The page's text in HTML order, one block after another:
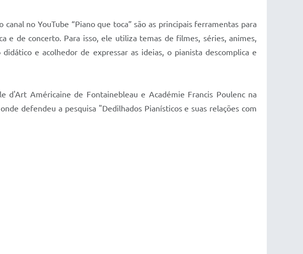
no YouTube “Piano que toca” são as principais ferramentas para
e de concerto. Para isso, ele utiliza temas de filmes, séries, animes,
e acolhedor de expressar as ideias, o pianista descomplica e
d'Art Américaine de Fontainebleau e Académie Francis Poulenc na
defendeu a pesquisa "Dedilhados Pianísticos e suas relações com